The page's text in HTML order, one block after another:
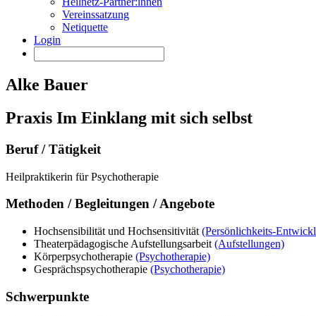
Vereinssatzung
Netiquette
Login
Alke Bauer
Praxis Im Einklang mit sich selbst
Beruf / Tätigkeit
Heilpraktikerin für Psychotherapie
Methoden / Begleitungen / Angebote
Hochsensibilität und Hochsensitivität (Persönlichkeits-
Theaterpädagogische Aufstellungsarbeit (Aufstellungen)
Körperpsychotherapie (Psychotherapie)
Gesprächspsychotherapie (Psychotherapie)
Schwerpunkte